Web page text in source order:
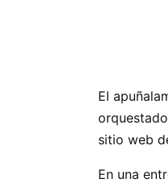
El
sitio web
En una